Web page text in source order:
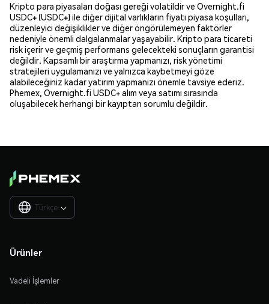
Kripto para piyasaları doğası gereği volatildir ve Overnight.fi
USDC+ (USDC+) ile diğer dijital varlıkların fiyatı piyasa koşulları,
düzenleyici değişiklikler ve diğer öngörülemeyen faktörler
nedeniyle önemli dalgalanmalar yaşayabilir. Kripto para ticareti
risk içerir ve geçmiş performans gelecekteki sonuçların garantisi
değildir. Kapsamlı bir araştırma yapmanızı, risk yönetimi
stratejileri uygulamanızı ve yalnızca kaybetmeyi göze
alabileceğiniz kadar yatırım yapmanızı önemle tavsiye ederiz.
Phemex, Overnight.fi USDC+ alım veya satımı sırasında
oluşabilecek herhangi bir kayıptan sorumlu değildir.
Türkçe 
Ürünler
Vadeli İşlemler